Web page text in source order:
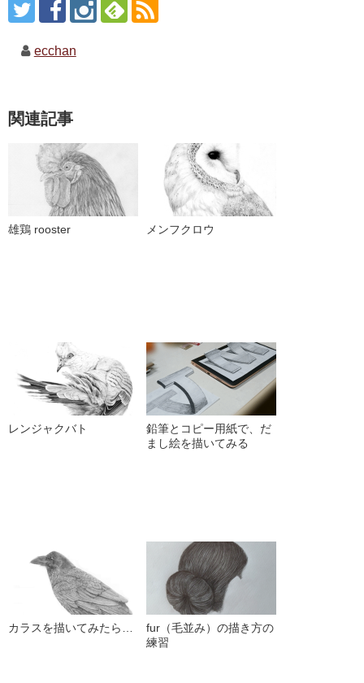
ecchan
関連記事
雄鶏 rooster メンフクロウ
レンジャクバト
鉛筆とコピー用紙で、だ
まし絵を描いてみる
カラスを描いてみたら…
fur（毛並み）の描き方の
練習